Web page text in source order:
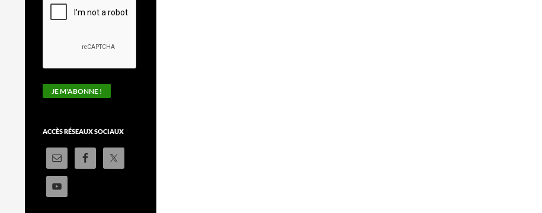
ACCÈS RÉSEAUX SOCIAUX